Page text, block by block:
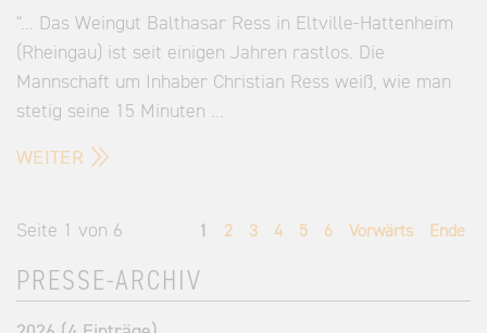
"... Das Weingut Balthasar Ress in Eltville-Hattenheim
(Rheingau) ist seit einigen Jahren rastlos. Die
Mannschaft um Inhaber Christian Ress weiß, wie man
stetig seine 15 Minuten …
WEITER
Seite 1 von 6 1 2 3 4 5 6 Vorwärts Ende
PRESSE-ARCHIV